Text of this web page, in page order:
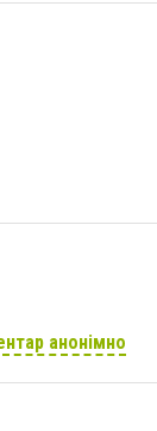
анонімно